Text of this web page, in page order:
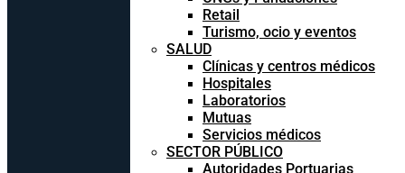
Retail
Turismo, ocio y eventos
SALUD
Clínicas y centros médicos
Hospitales
Laboratorios
Mutuas
Servicios médicos
SECTOR PÚBLICO
Autoridades Portuarias